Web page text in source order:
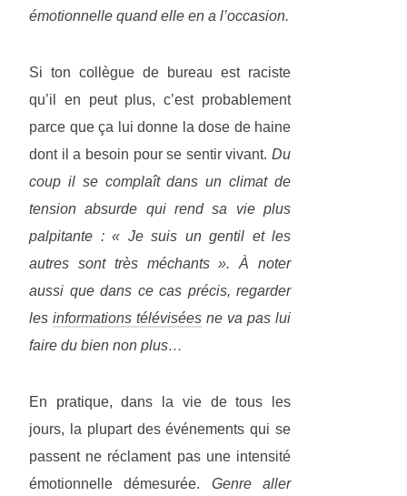
émotionnelle quand elle en a l’occasion.
Si ton collègue de bureau est raciste
qu’il en peut plus, c’est probablement
parce que ça lui donne la dose de haine
dont il a besoin pour se sentir vivant. Du
coup il se complaît dans un climat de
tension absurde qui rend sa vie plus
palpitante : « Je suis un gentil et les
autres sont très méchants ». À noter
aussi que dans ce cas précis, regarder
les informations télévisées ne va pas lui
faire du bien non plus…
En pratique, dans la vie de tous les
jours, la plupart des événements qui se
passent ne réclament pas une intensité
émotionnelle démesurée. Genre aller